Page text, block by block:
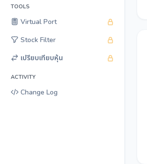
TOOLS
Virtual Port
Stock Filter
เปรียบเทียบหุ้น
ACTIVITY
Change Log